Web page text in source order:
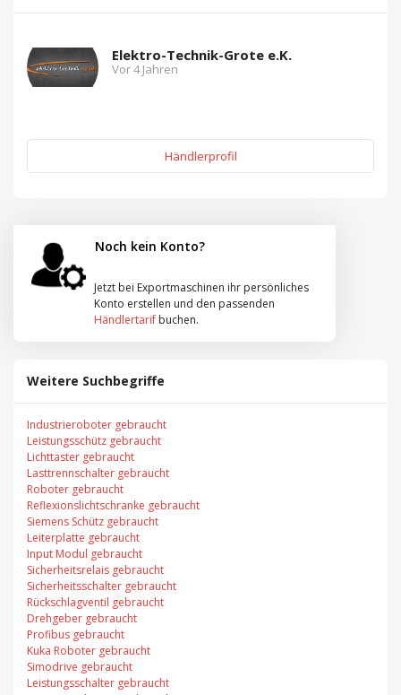
Elektro-Technik-Grote e.K.
Vor 4 Jahren
Händlerprofil
Noch kein Konto?
Jetzt bei Exportmaschinen ihr persönliches
Konto erstellen und den passenden
Händlertarif buchen.
Weitere Suchbegriffe
Industrieroboter gebraucht
Leistungsschütz gebraucht
Lichttaster gebraucht
Lasttrennschalter gebraucht
Roboter gebraucht
Reflexionslichtschranke gebraucht
Siemens Schütz gebraucht
Leiterplatte gebraucht
Input Modul gebraucht
Sicherheitsrelais gebraucht
Sicherheitsschalter gebraucht
Rückschlagventil gebraucht
Drehgeber gebraucht
Profibus gebraucht
Kuka Roboter gebraucht
Simodrive gebraucht
Leistungsschalter gebraucht